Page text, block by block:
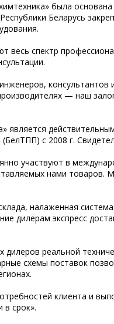
была основана
Беларусь
весь спектр
— наш
является
с 2008 г.
участвуют в
нами товаров.
налаженная
дилерам экспресс
реальной
схемы поставок
клиента и
в срок».